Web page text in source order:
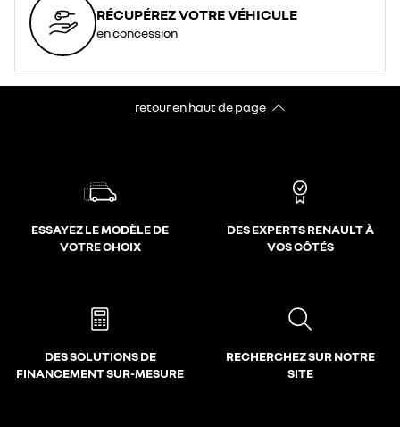
RÉCUPÉREZ VOTRE VÉHICULE
en concession
retour en haut de page​
ESSAYEZ LE MODÈLE DE
VOTRE CHOIX
DES EXPERTS RENAULT À
VOS CÔTÉS
DES SOLUTIONS DE
FINANCEMENT SUR-MESURE
RECHERCHEZ SUR NOTRE
SITE